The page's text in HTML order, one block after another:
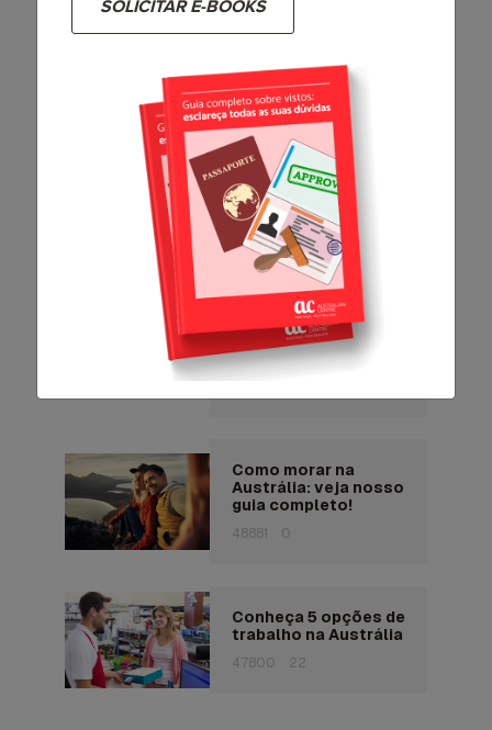
Austrália que você
precisa conhecer
Os 10 principais
pontos turísticos da
Austrália
1161231
Diabo-da-tasmânia:
8 curiosidades sobre
o animal
característico da
Austrália
Como morar na
Austrália: veja nosso
guia completo!
48881 0
Conheça 5 opções de
trabalho na Austrália
47800 22
SOLICITAR E-BOOKS